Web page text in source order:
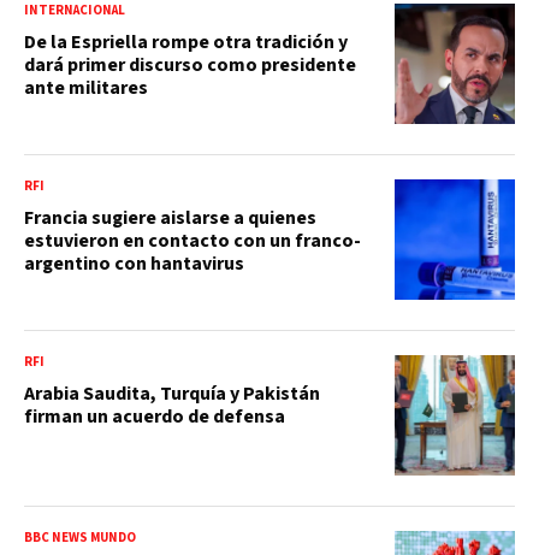
INTERNACIONAL
De la Espriella rompe otra tradición y
dará primer discurso como presidente
ante militares
RFI
Francia sugiere aislarse a quienes
estuvieron en contacto con un franco-
argentino con hantavirus
RFI
Arabia Saudita, Turquía y Pakistán
firman un acuerdo de defensa
BBC NEWS MUNDO